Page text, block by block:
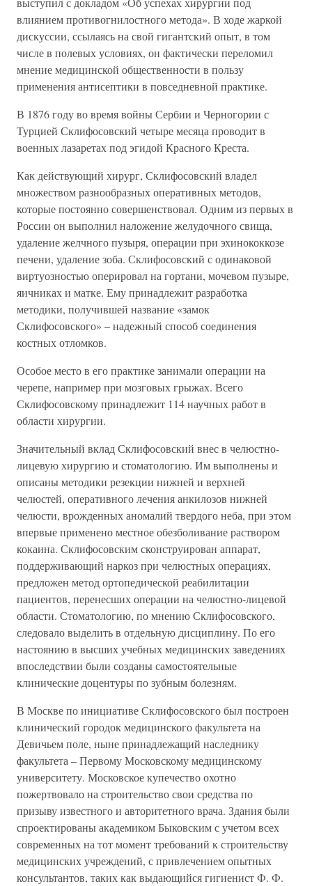
влиянием противогнилостного метода». В ходе жаркой
дискуссии, ссылаясь на свой гигантский опыт, в том
числе в полевых условиях, он фактически переломил
мнение медицинской общественности в пользу
применения антисептики в повседневной практике.
В 1876 году во время войны Сербии и Черногории с
Турцией Склифосовский четыре месяца проводит в
военных лазаретах под эгидой Красного Креста.
Как действующий хирург, Склифосовский владел
множеством разнообразных оперативных методов,
которые постоянно совершенствовал. Одним из первых в
России он выполнил наложение желудочного свища,
удаление желчного пузыря, операции при эхинококкозе
печени, удаление зоба. Склифосовский с одинаковой
виртуозностью оперировал на гортани, мочевом пузыре,
яичниках и матке. Ему принадлежит разработка
методики, получившей название «замок
Склифосовского» – надежный способ соединения
костных отломков.
Особое место в его практике занимали операции на
черепе, например при мозговых грыжах. Всего
Склифосовскому принадлежит 114 научных работ в
области хирургии.
Значительный вклад Склифосовский внес в челюстно-
лицевую хирургию и стоматологию. Им выполнены и
описаны методики резекции нижней и верхней
челюстей, оперативного лечения анкилозов нижней
челюсти, врожденных аномалий твердого неба, при этом
впервые применено местное обезболивание раствором
кокаина. Склифосовским сконструирован аппарат,
поддерживающий наркоз при челюстных операциях,
предложен метод ортопедической реабилитации
пациентов, перенесших операции на челюстно-лицевой
области. Стоматологию, по мнению Склифосовского,
следовало выделить в отдельную дисциплину. По его
настоянию в высших учебных медицинских заведениях
впоследствии были созданы самостоятельные
клинические доцентуры по зубным болезням.
В Москве по инициативе Склифосовского был построен
клинический городок медицинского факультета на
Девичьем поле, ныне принадлежащий наследнику
факультета – Первому Московскому медицинскому
университету. Московское купечество охотно
пожертвовало на строительство свои средства по
призыву известного и авторитетного врача. Здания были
спроектированы академиком Быковским с учетом всех
современных на тот момент требований к строительству
медицинских учреждений, с привлечением опытных
консультантов, таких как выдающийся гигиенист Ф. Ф.